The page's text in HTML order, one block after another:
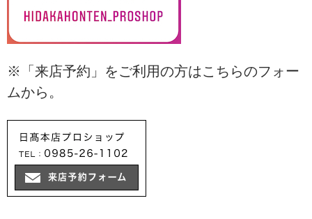
※「来店予約」をご利用の方はこちらのフォー
ムから。